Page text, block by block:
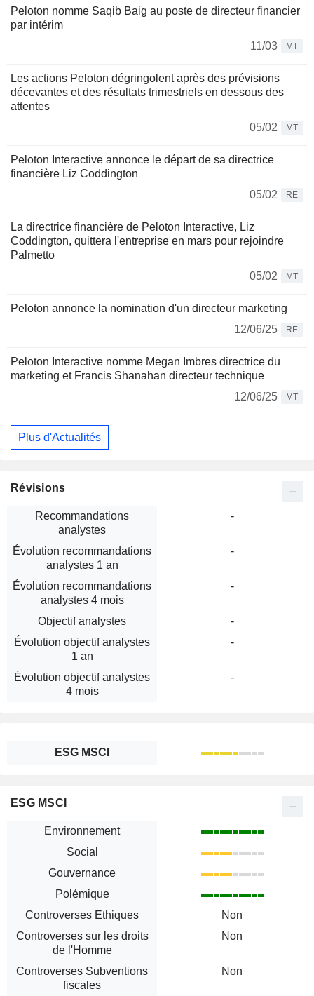
Peloton nomme Saqib Baig au poste de directeur financier
par intérim
11/03
MT
Les actions Peloton dégringolent après des prévisions
décevantes et des résultats trimestriels en dessous des
attentes
05/02
MT
Peloton Interactive annonce le départ de sa directrice
financière Liz Coddington
05/02
RE
La directrice financière de Peloton Interactive, Liz
Coddington, quittera l'entreprise en mars pour rejoindre
Palmetto
05/02
MT
Peloton annonce la nomination d'un directeur marketing
12/06/25
RE
Peloton Interactive nomme Megan Imbres directrice du
marketing et Francis Shanahan directeur technique
12/06/25
MT
Plus d'Actualités
Révisions
Recommandations
analystes
-
Évolution recommandations
analystes 1 an
-
Évolution recommandations
analystes 4 mois
-
Objectif analystes
-
Évolution objectif analystes
1 an
-
Évolution objectif analystes
4 mois
-
ESG MSCI
ESG MSCI
Environnement
Social
Gouvernance
Polémique
Controverses Ethiques
Non
Controverses sur les droits
de l'Homme
Non
Controverses Subventions
fiscales
Non